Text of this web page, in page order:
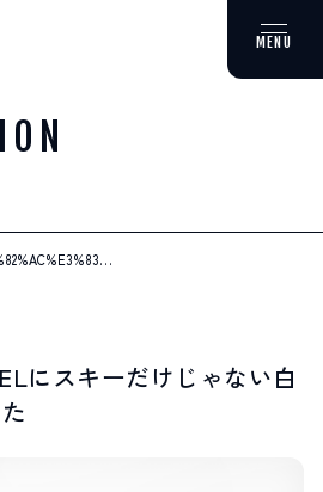
にスキーだけじゃない白